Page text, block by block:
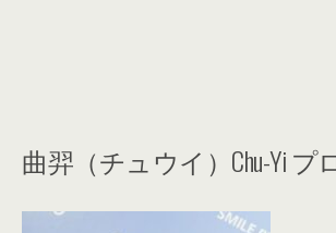
曲羿（チュウイ）Chu-Yi